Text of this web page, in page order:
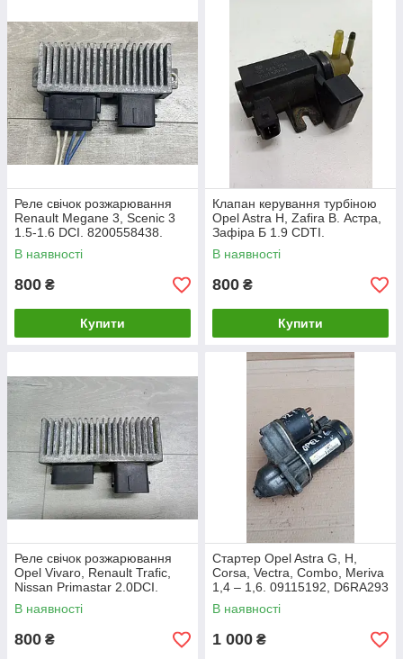
Реле свічок розжарювання
Renault Megane 3, Scenic 3
1.5-1.6 DCI. 8200558438.
В наявності
800 ₴
Купити
Клапан керування турбіною
Opel Astra H, Zafira B. Астра,
Зафіра Б 1.9 СDTI.
55563534.
В наявності
800 ₴
Купити
Реле свічок розжарювання
Opel Vivaro, Renault Trafic,
Nissan Primastar 2.0DCI.
8200558438.
В наявності
800 ₴
Стартер Opel Astra G, H,
Corsa, Vectra, Combo, Meriva
1,4 – 1,6. 09115192, D6RA293
В наявності
1 000 ₴